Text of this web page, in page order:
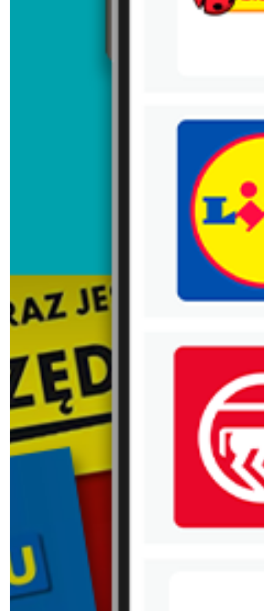
Trafiłeś na nieaktualną gazetkę
Zobacz aktualne gazetki Blix!
aktualna aktualna
Oferta od czwartku
WIĘCEJ GAZETEK